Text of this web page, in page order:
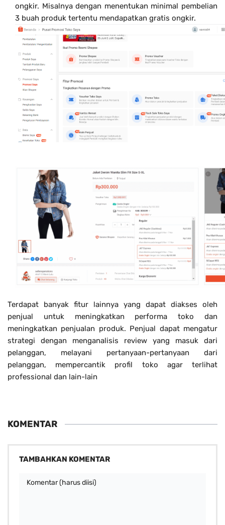
ongkir. Misalnya dengan menentukan minimal pembelian
3 buah produk tertentu mendapatkan gratis ongkir.
Terdapat banyak fitur lainnya yang dapat diakses oleh
penjual untuk meningkatkan performa toko dan
meningkatkan penjualan produk. Penjual dapat mengatur
strategi dengan menganalisis review yang masuk dari
pelanggan, melayani pertanyaan-pertanyaan dari
pelanggan, mempercantik profil toko agar terlihat
professional dan lain-lain
KOMENTAR
TAMBAHKAN KOMENTAR